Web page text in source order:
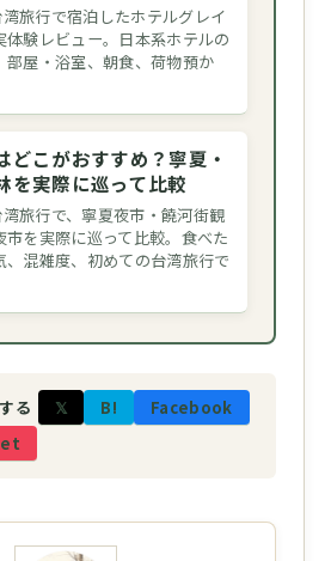
旅行で宿泊したホテルグレイ
体験レビュー。日本系ホテルの
部屋・浴室、朝食、荷物預か
どこがおすすめ？寧夏・
を実際に巡って比較
旅行で、寧夏夜市・饒河街観
市を実際に巡って比較。食べた
、混雑度、初めての台湾旅行で
る 𝕏 B!
Facebook